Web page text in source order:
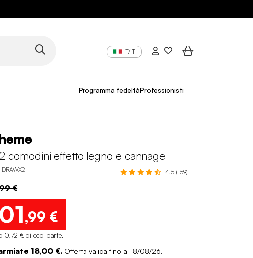
IT/IT
Programma fedeltàProfessionisti
comodini effetto legno e cannage
4.5 (159)
€
,99 €
0,72 € di eco-parte.
18,00 €. Offerta valida fino al 18/08/26.